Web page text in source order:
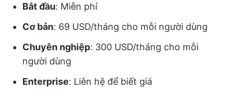
Bắt đầu: Miễn phí
Cơ bản: 69 USD/tháng cho mỗi người dùng
Chuyên nghiệp: 300 USD/tháng cho mỗi
người dùng
Enterprise: Liên hệ để biết giá